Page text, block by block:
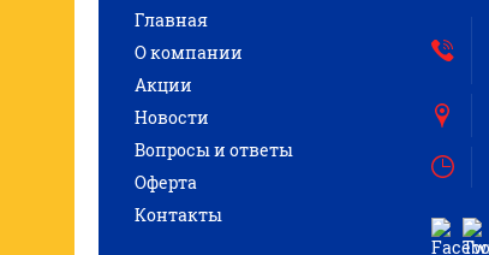
Главная
О компании
Акции
Новости
Вопросы и ответы
Оферта
Контакты